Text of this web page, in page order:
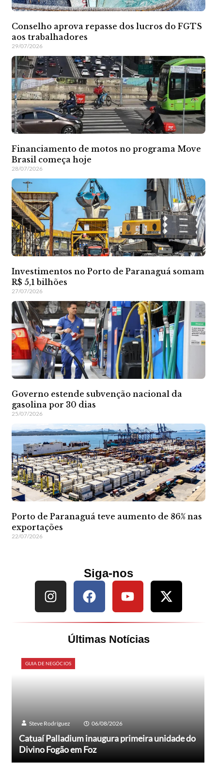
Conselho aprova repasse dos lucros do FGTS
aos trabalhadores
29/07/2026
Financiamento de motos no programa Move
Brasil começa hoje
28/07/2026
Investimentos no Porto de Paranaguá somam
R$ 5,1 bilhões
27/07/2026
Governo estende subvenção nacional da
gasolina por 30 dias
25/07/2026
Porto de Paranaguá teve aumento de 86% nas
exportações
22/07/2026
Siga-nos
Últimas Notícias
GUIA DE NEGÓCIOS
Steve Rodríguez 06/08/2026
Catuaí Palladium inaugura primeira unidade do
Divino Fogão em Foz